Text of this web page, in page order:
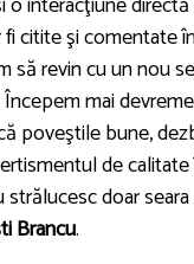
citite şi comentate
să revin cu un nou
mai
poveştile bune,
de
strălucesc doar
Brancu.